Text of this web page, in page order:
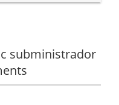
subministrador